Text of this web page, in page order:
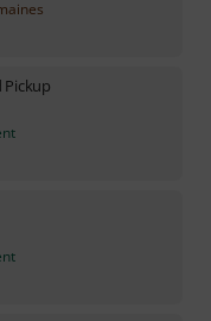
Pickup